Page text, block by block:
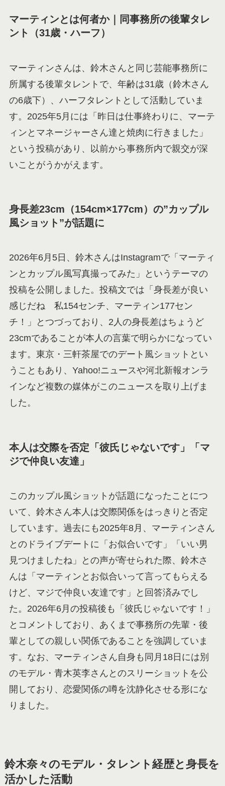
マーティンとは何者か｜同事務所の後輩タレ
ント（31歳・ハーフ）
マーティンさんは、鈴木さんと同じ芸能事務所に
所属する後輩タレントで、年齢は31歳（鈴木さん
の6歳下）、ハーフタレントとして活動していま
す。2025年5月には「昨日は仕事終わりに、マーテ
ィンとマネージャーさん達と焼肉に行きました」
という投稿があり、以前から事務所内で親交が深
いことがうかがえます。
身長差23cm（154cm×177cm）の”カップル
風ショット”が話題に
2026年6月5日、鈴木さんはInstagramで「マーティ
ンとカップル風写真撮ってみた」というテーマの
投稿を公開しました。投稿文では「身長差が良い
感じだね 私154センチ、マーティン177セン
チ！」とつづっており、2人の身長差はちょうど
23cmであることが本人の言葉で明らかになってい
ます。東京・三軒茶屋でのデート風ショットとい
うこともあり、Yahoo!ニュースや河北新報オンラ
インなど複数の媒体がこのニュースを取り上げま
した。
本人は交際を否定「彼氏じゃないです」「マ
ジで仲良い友達」
このカップル風ショットが話題になったことにつ
いて、鈴木さん本人は交際関係をはっきりと否定
しています。過去にも2025年8月、マーティンさん
とのドライブデートに「お似合いです」「いい男
見つけましたね」との声が寄せられた際、鈴木さ
んは「マーティンとお似合いって言ってもらえる
けど、マジで仲良い友達です」と回答済みでし
た。2026年6月の投稿後も「彼氏じゃないです！」
とコメントしており、あくまで事務所の先輩・後
輩としての親しい関係であることを強調していま
す。なお、マーティンさん自身も同月18日には別
のモデル・青木英李さんとのスリーショットを公
開しており、恋愛関係の噂を沈静化させる形にな
りました。
鈴木奈々のモデル・タレント経歴と身長を
活かした活動